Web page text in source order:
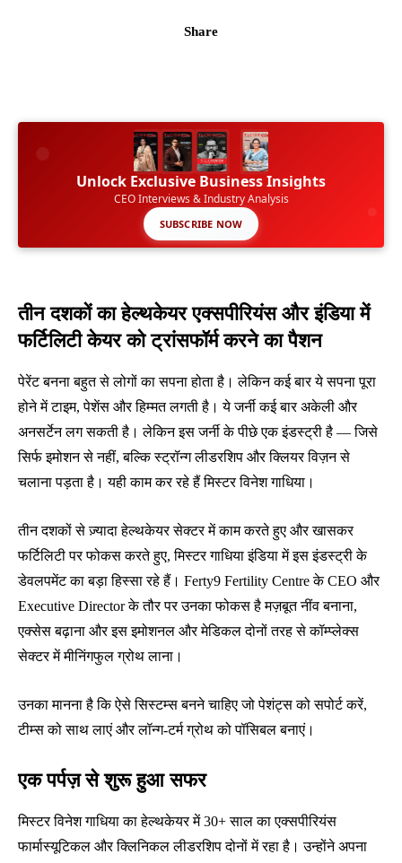
Share
Unlock Exclusive Business Insights
CEO Interviews & Industry Analysis
SUBSCRIBE NOW
तीन दशकों का हेल्थकेयर एक्सपीरियंस और इंडिया में
फर्टिलिटी केयर को ट्रांसफॉर्म करने का पैशन
पेरेंट बनना बहुत से लोगों का सपना होता है। लेकिन कई बार ये सपना पूरा
होने में टाइम, पेशेंस और हिम्मत लगती है। ये जर्नी कई बार अकेली और
अनसर्टेन लग सकती है। लेकिन इस जर्नी के पीछे एक इंडस्ट्री है — जिसे
सिर्फ इमोशन से नहीं, बल्कि स्ट्रॉन्ग लीडरशिप और क्लियर विज़न से
चलाना पड़ता है। यही काम कर रहे हैं मिस्टर विनेश गाधिया।
तीन दशकों से ज़्यादा हेल्थकेयर सेक्टर में काम करते हुए और खासकर
फर्टिलिटी पर फोकस करते हुए, मिस्टर गाधिया इंडिया में इस इंडस्ट्री के
डेवलपमेंट का बड़ा हिस्सा रहे हैं। Ferty9 Fertility Centre के CEO और
Executive Director के तौर पर उनका फोकस है मज़बूत नींव बनाना,
एक्सेस बढ़ाना और इस इमोशनल और मेडिकल दोनों तरह से कॉम्प्लेक्स
सेक्टर में मीनिंगफुल ग्रोथ लाना।
उनका मानना है कि ऐसे सिस्टम्स बनने चाहिए जो पेशंट्स को सपोर्ट करें,
टीम्स को साथ लाएं और लॉन्ग-टर्म ग्रोथ को पॉसिबल बनाएं।
एक पर्पज़ से शुरू हुआ सफर
मिस्टर विनेश गाधिया का हेल्थकेयर में 30+ साल का एक्सपीरियंस
फार्मास्यूटिकल और क्लिनिकल लीडरशिप दोनों में रहा है। उन्होंने अपना